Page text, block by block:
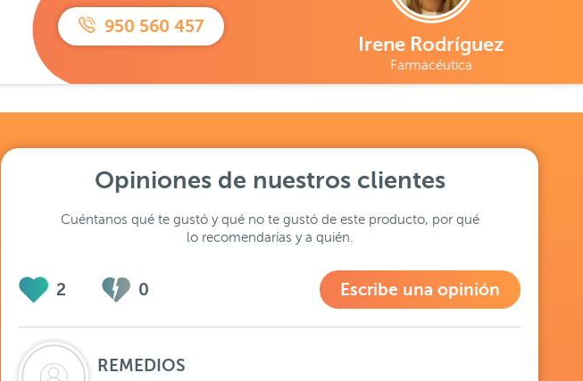
950 560 457
Irene Rodríguez
Farmacéutica
Opiniones de nuestros clientes
Cuéntanos qué te gustó y qué no te gustó de este producto, por qué
lo recomendarías y a quién.
2 0 Escribe una opinión
REMEDIOS